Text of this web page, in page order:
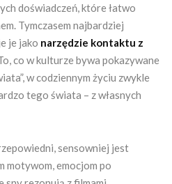
doświadczeń, które łatwo
Tymczasem najbardziej
je jako narzędzie kontaktu z
To, co w kulturze bywa pokazywane
w codziennym życiu zwykle
tego świata – z własnych
sensowniej jest
motywom, emocjom po